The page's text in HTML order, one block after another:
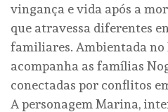
vingança e vida após a
que atravessa diferentes
familiares. Ambientada no
acompanha as famílias
conectadas por conflitos
A personagem Marina,